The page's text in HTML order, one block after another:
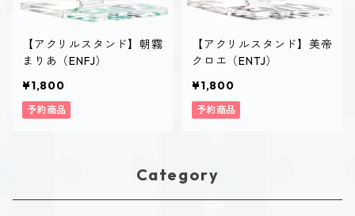
【アクリルスタンド】朝霧
まりあ（ENFJ）
¥1,800
予約商品
【アクリルスタンド】美帝
クロエ（ENTJ）
¥1,800
予約商品
Category